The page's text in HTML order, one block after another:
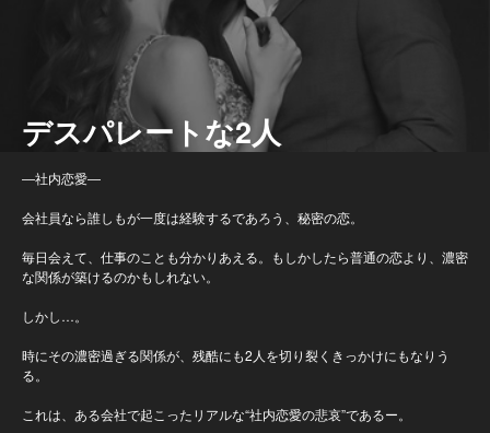
デスパレートな2人
―社内恋愛―
会社員なら誰しもが一度は経験するであろう、秘密の恋。
毎日会えて、仕事のことも分かりあえる。もしかしたら普通の恋より、濃密
な関係が築けるのかもしれない。
しかし…。
時にその濃密過ぎる関係が、残酷にも2人を切り裂くきっかけにもなりう
る。
これは、ある会社で起こったリアルな“社内恋愛の悲哀”であるー。